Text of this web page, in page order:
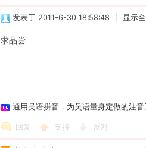
发表于 2011-6-30 18:58:48 显示
求品尝
通用吴语拼音，为吴语量身定做的注音
回复 支持 反对